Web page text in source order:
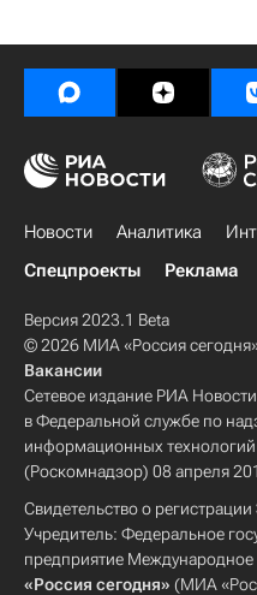
Новости Аналитика
Спецпроекты
Реклама
Версия 2023.1 Beta
© 2026 МИА «Россия
Вакансии
Сетевое издание РИА
в Федеральной службе по
информационных
(Роскомнадзор) 08 апреля
Свидетельство о
Учредитель: Федеральное
предприятие
«Россия сегодня» (МИА